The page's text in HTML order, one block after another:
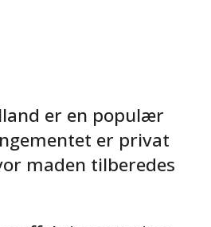
er en populær
er privat
maden tilberedes